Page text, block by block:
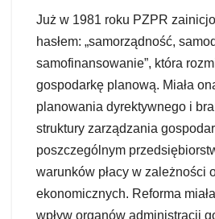
Już w 1981 roku PZPR
hasłem: „samorządność,
samofinansowanie”, która
gospodarkę planową. Miała
planowania dyrektywnego i
struktury zarządzania
poszczególnym
warunków płacy w zależności
ekonomicznych. Reforma
wpływ organów administracji